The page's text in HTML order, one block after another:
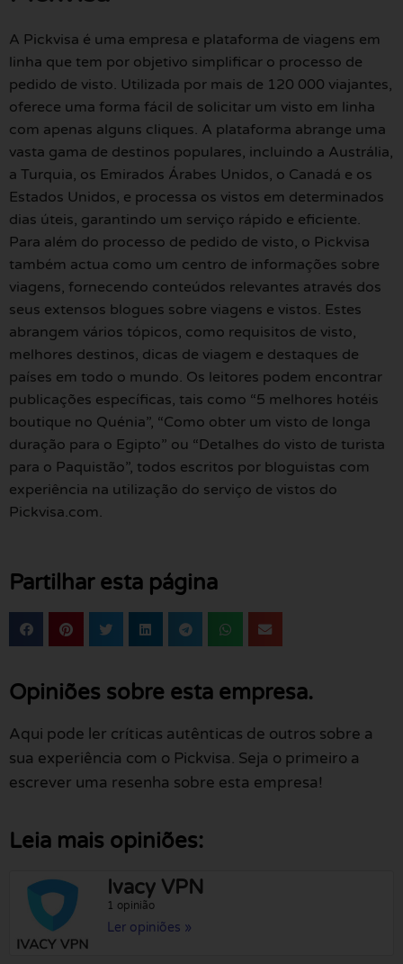
A Pickvisa é uma empresa e plataforma de viagens em
linha que tem por objetivo simplificar o processo de
pedido de visto. Utilizada por mais de 120 000 viajantes,
oferece uma forma fácil de solicitar um visto em linha
com apenas alguns cliques. A plataforma abrange uma
vasta gama de destinos populares, incluindo a Austrália,
a Turquia, os Emirados Árabes Unidos, o Canadá e os
Estados Unidos, e processa os vistos em determinados
dias úteis, garantindo um serviço rápido e eficiente.
Para além do processo de pedido de visto, o Pickvisa
também actua como um centro de informações sobre
viagens, fornecendo conteúdos relevantes através dos
seus extensos blogues sobre viagens e vistos. Estes
abrangem vários tópicos, como requisitos de visto,
melhores destinos, dicas de viagem e destaques de
países em todo o mundo. Os leitores podem encontrar
publicações específicas, tais como “5 melhores hotéis
boutique no Quénia”, “Como obter um visto de longa
duração para o Egipto” ou “Detalhes do visto de turista
para o Paquistão”, todos escritos por bloguistas com
experiência na utilização do serviço de vistos do
Pickvisa.com.
Partilhar esta página
Opiniões sobre esta empresa.
Aqui pode ler críticas autênticas de outros sobre a
sua experiência com o Pickvisa. Seja o primeiro a
escrever uma resenha sobre esta empresa!
Leia mais opiniões:
Ivacy VPN
1 opinião
Ler opiniões »